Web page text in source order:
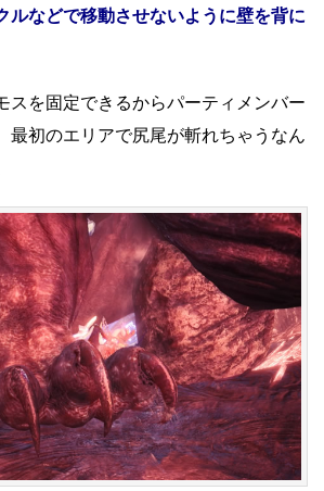
ルなどで移動させないように壁を背に
スを固定できるからパーティメンバー
最初のエリアで尻尾が斬れちゃうなん